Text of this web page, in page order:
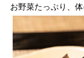
お野菜たっぷり、